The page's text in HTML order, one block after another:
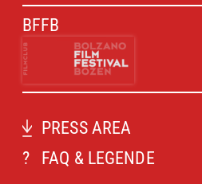
BFFB
PRESS AREA
?
FAQ & LEGENDE